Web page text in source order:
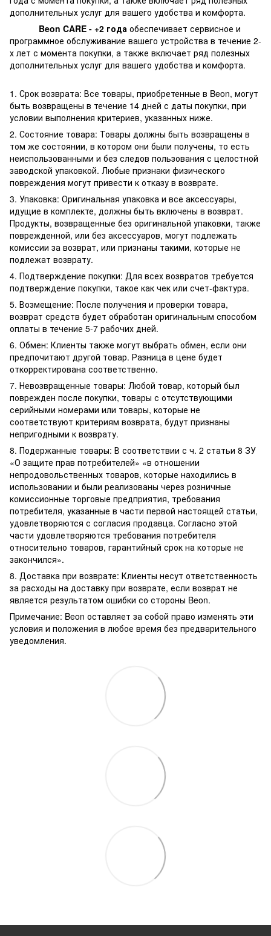
дополнительных услуг для вашего удобства и комфорта.
Beon CARE - +2 года обеспечивает сервисное и
программное обслуживание вашего устройства в течение 2-
х лет с момента покупки, а также включает ряд полезных
дополнительных услуг для вашего удобства и комфорта.
1. Срок возврата: Все товары, приобретенные в Beon, могут
быть возвращены в течение 14 дней с даты покупки, при
условии выполнения критериев, указанных ниже.
2. Состояние товара: Товары должны быть возвращены в
том же состоянии, в котором они были получены, то есть
неиспользованными и без следов пользования с целостной
заводской упаковкой. Любые признаки физического
повреждения могут привести к отказу в возврате.
3. Упаковка: Оригинальная упаковка и все аксессуары,
идущие в комплекте, должны быть включены в возврат.
Продукты, возвращенные без оригинальной упаковки, также
поврежденной, или без аксессуаров, могут подлежать
комиссии за возврат, или признаны такими, которые не
подлежат возврату.
4. Подтверждение покупки: Для всех возвратов требуется
подтверждение покупки, такое как чек или счет-фактура.
5. Возмещение: После получения и проверки товара,
возврат средств будет обработан оригинальным способом
оплаты в течение 5-7 рабочих дней.
6. Обмен: Клиенты также могут выбрать обмен, если они
предпочитают другой товар. Разница в цене будет
откорректирована соответственно.
7. Невозвращенные товары: Любой товар, который был
поврежден после покупки, товары с отсутствующими
серийными номерами или товары, которые не
соответствуют критериям возврата, будут признаны
непригодными к возврату.
8. Подержанные товары: В соответствии с ч. 2 статьи 8 ЗУ
«О защите прав потребителей» «в отношении
непродовольственных товаров, которые находились в
использовании и были реализованы через розничные
комиссионные торговые предприятия, требования
потребителя, указанные в части первой настоящей статьи,
удовлетворяются с согласия продавца. Согласно этой
части удовлетворяются требования потребителя
относительно товаров, гарантийный срок на которые не
закончился».
8. Доставка при возврате: Клиенты несут ответственность
за расходы на доставку при возврате, если возврат не
является результатом ошибки со стороны Beon.
Примечание: Beon оставляет за собой право изменять эти
условия и положения в любое время без предварительного
уведомления.